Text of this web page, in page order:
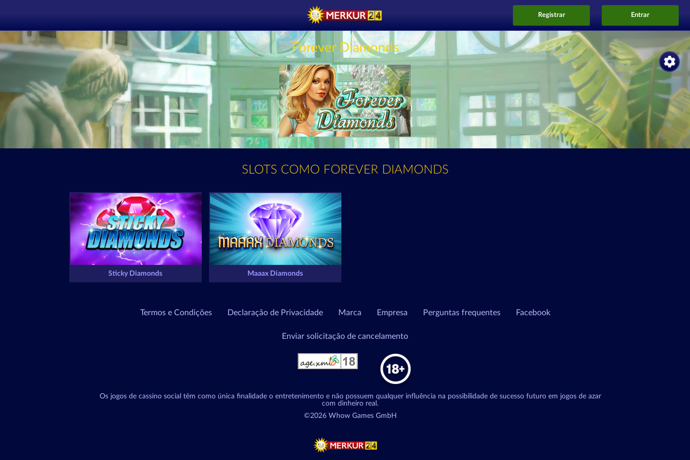
Registrar Entrar
Forever Diamonds
SLOTS COMO FOREVER DIAMONDS
Sticky Diamonds Maaax Diamonds
Termos e Condições Declaração de Privacidade Marca Empresa Perguntas frequentes Facebook
Enviar solicitação de cancelamento
Os jogos de cassino social têm como única finalidade o entretenimento e não possuem qualquer influência na possibilidade de sucesso futuro em jogos de azar
com dinheiro real.
©2026 Whow Games GmbH